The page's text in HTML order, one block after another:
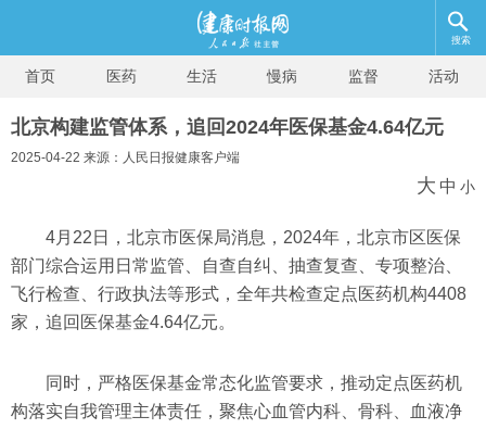
搜索
首页 医药 生活 慢病 监督 活动
北京构建监管体系，追回2024年医保基金4.64亿元
2025-04-22 来源：人民日报健康客户端
大 中 小
4月22日，北京市医保局消息，2024年，北京市区医保
部门综合运用日常监管、自查自纠、抽查复查、专项整治、
飞行检查、行政执法等形式，全年共检查定点医药机构4408
家，追回医保基金4.64亿元。
同时，严格医保基金常态化监管要求，推动定点医药机
构落实自我管理主体责任，聚焦心血管内科、骨科、血液净